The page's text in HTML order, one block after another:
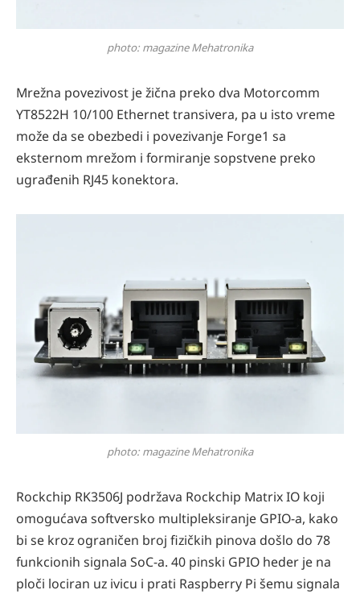
photo: magazine Mehatronika
Mrežna povezivost je žična preko dva Motorcomm
YT8522H 10/100 Ethernet transivera, pa u isto vreme
može da se obezbedi i povezivanje Forge1 sa
eksternom mrežom i formiranje sopstvene preko
ugrađenih RJ45 konektora.
photo: magazine Mehatronika
Rockchip RK3506J podržava Rockchip Matrix IO koji
omogućava softversko multipleksiranje GPIO-a, kako
bi se kroz ograničen broj fizičkih pinova došlo do 78
funkcionih signala SoC-a. 40 pinski GPIO heder je na
ploči lociran uz ivicu i prati Raspberry Pi šemu signala